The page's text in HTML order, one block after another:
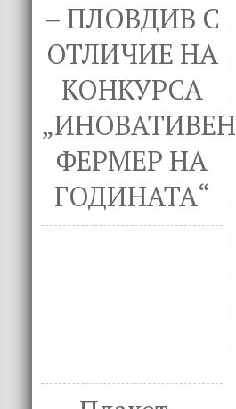
– ПЛОВДИВ С
ОТЛИЧИЕ НА
КОНКУРСА
„ИНОВАТИВЕН
ФЕРМЕР НА
ГОДИНАТА“